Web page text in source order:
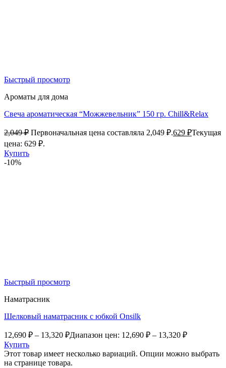
Быстрый просмотр
Ароматы для дома
Свеча ароматическая “Можжевельник” 150 гр. Chill&Relax
2,049₽ Первоначальная цена составляла 2,049 ₽.629 ₽Текущая
цена: 629 ₽.
Купить
-10%
Быстрый просмотр
Наматрасник
Шелковый наматрасник с юбкой Onsilk
12,690 ₽ – 13,320 ₽Диапазон цен: 12,690 ₽ – 13,320 ₽
Купить
Этот товар имеет несколько вариаций. Опции можно выбрать
на странице товара.